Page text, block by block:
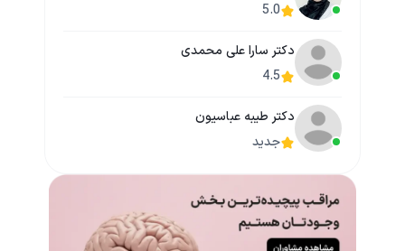
5.0
دکتر سارا علی محمدی
4.5
دکتر طیبه عباسیون
جدید